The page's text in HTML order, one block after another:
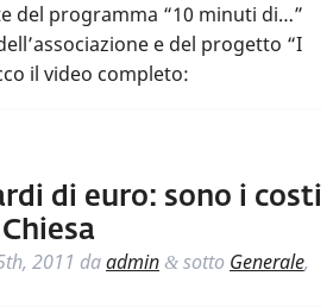
del programma “10 minuti di…”
e del progetto “I
il video completo:
di euro: sono i costi
2011 daadmin & sotto Generale,